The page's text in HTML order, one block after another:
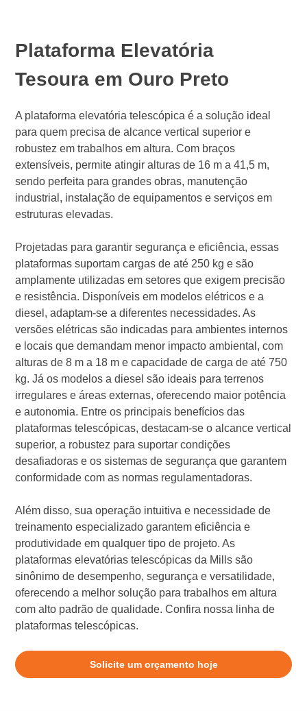
Plataforma Elevatória
Tesoura em Ouro Preto
A plataforma elevatória telescópica é a solução ideal
para quem precisa de alcance vertical superior e
robustez em trabalhos em altura. Com braços
extensíveis, permite atingir alturas de 16 m a 41,5 m,
sendo perfeita para grandes obras, manutenção
industrial, instalação de equipamentos e serviços em
estruturas elevadas.
Projetadas para garantir segurança e eficiência, essas
plataformas suportam cargas de até 250 kg e são
amplamente utilizadas em setores que exigem precisão
e resistência. Disponíveis em modelos elétricos e a
diesel, adaptam-se a diferentes necessidades. As
versões elétricas são indicadas para ambientes internos
e locais que demandam menor impacto ambiental, com
alturas de 8 m a 18 m e capacidade de carga de até 750
kg. Já os modelos a diesel são ideais para terrenos
irregulares e áreas externas, oferecendo maior potência
e autonomia. Entre os principais benefícios das
plataformas telescópicas, destacam-se o alcance vertical
superior, a robustez para suportar condições
desafiadoras e os sistemas de segurança que garantem
conformidade com as normas regulamentadoras.
Além disso, sua operação intuitiva e necessidade de
treinamento especializado garantem eficiência e
produtividade em qualquer tipo de projeto. As
plataformas elevatórias telescópicas da Mills são
sinônimo de desempenho, segurança e versatilidade,
oferecendo a melhor solução para trabalhos em altura
com alto padrão de qualidade. Confira nossa linha de
plataformas telescópicas.
Solicite um orçamento hoje